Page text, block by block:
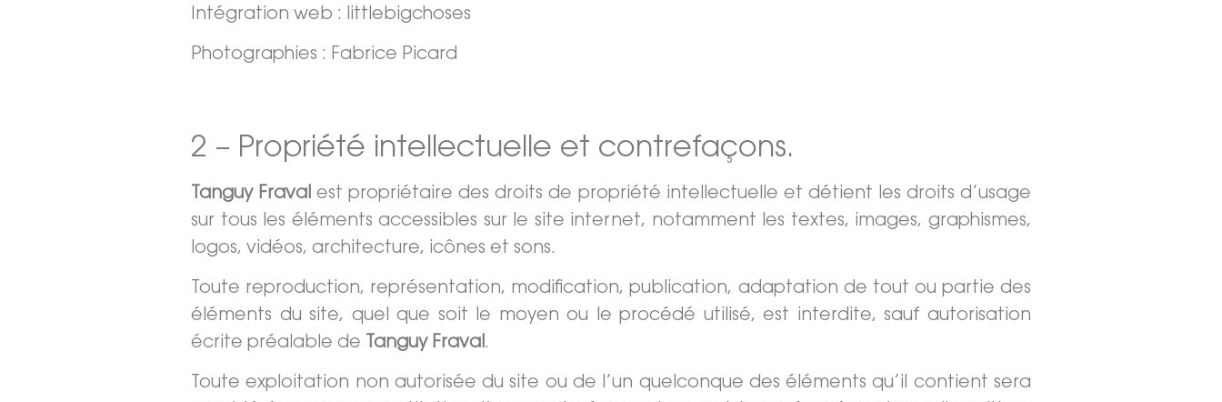
Intégration web : littlebigchoses
Photographies : Fabrice Picard
2 – Propriété intellectuelle et contrefaçons.
Tanguy Fraval est propriétaire des droits de propriété intellectuelle et détient les droits d’usage
sur tous les éléments accessibles sur le site internet, notamment les textes, images, graphismes,
logos, vidéos, architecture, icônes et sons.
Toute reproduction, représentation, modification, publication, adaptation de tout ou partie des
éléments du site, quel que soit le moyen ou le procédé utilisé, est interdite, sauf autorisation
écrite préalable de Tanguy Fraval.
Toute exploitation non autorisée du site ou de l’un quelconque des éléments qu’il contient sera